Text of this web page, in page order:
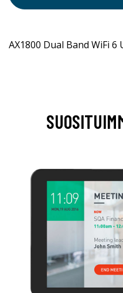
AX1800 Dual Band WiFi 6